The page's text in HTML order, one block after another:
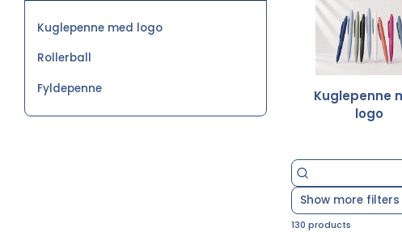
Kuglepenne med logo
Rollerball
Fyldepenne
Kuglepenne
logo
Show more filters
130 products